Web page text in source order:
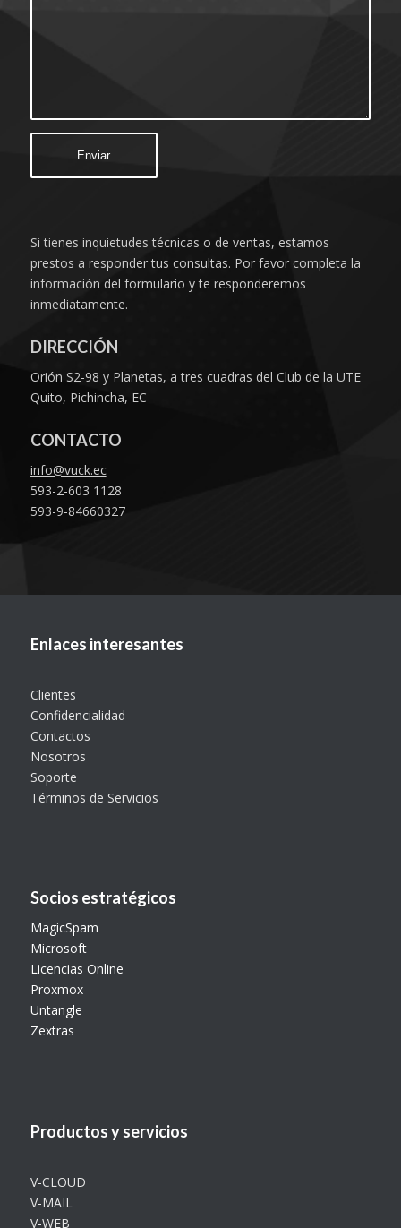
Si tienes inquietudes técnicas o de ventas, estamos
prestos a responder tus consultas. Por favor completa la
información del formulario y te responderemos
inmediatamente.
DIRECCIÓN
Orión S2-98 y Planetas, a tres cuadras del Club de la UTE
Quito, Pichincha, EC
CONTACTO
info@vuck.ec
593-2-603 1128
593-9-84660327
Enlaces interesantes
Clientes
Confidencialidad
Contactos
Nosotros
Soporte
Términos de Servicios
Socios estratégicos
MagicSpam
Microsoft
Licencias Online
Proxmox
Untangle
Zextras
Productos y servicios
V-CLOUD
V-MAIL
V-WEB